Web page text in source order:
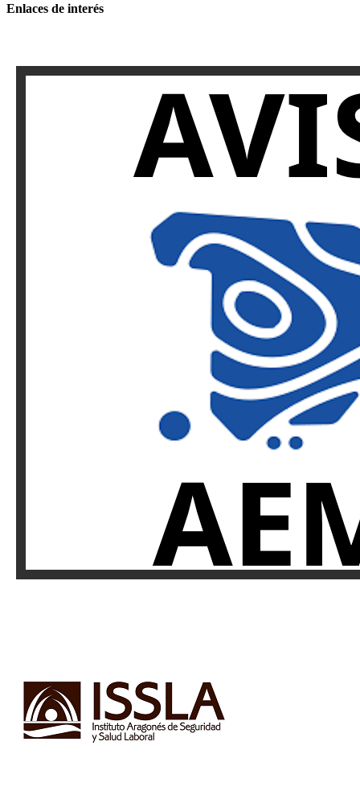
Enlaces de interés